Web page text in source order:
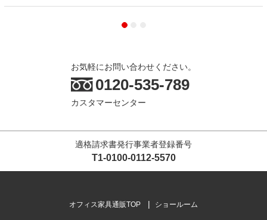
お気軽にお問い合わせください。
0120-535-789
カスタマーセンター
適格請求書発行事業者登録番号
T1-0100-0112-5570
オフィス家具通販TOP ショールーム